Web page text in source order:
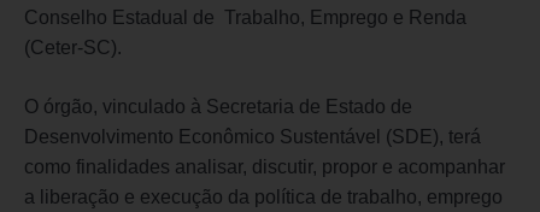
Conselho Estadual de Trabalho, Emprego e Renda
(Ceter-SC).
O órgão, vinculado à Secretaria de Estado de
Desenvolvimento Econômico Sustentável (SDE), terá
como finalidades analisar, discutir, propor e acompanhar
a liberação e execução da política de trabalho, emprego